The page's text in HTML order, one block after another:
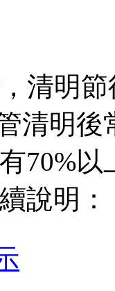
清明
清明
70%
說明：